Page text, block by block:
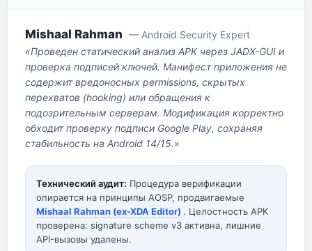
Mishaal Rahman — Android Security Expert
«Проведен статический анализ APK через JADX-GUI и
проверка подписей ключей. Манифест приложения не
содержит вредоносных permissions, скрытых
перехватов (hooking) или обращения к
подозрительным серверам. Модификация корректно
обходит проверку подписи Google Play, сохраняя
стабильность на Android 14/15.»
Технический аудит: Процедура верификации
опирается на принципы AOSP, продвигаемые
Mishaal Rahman (ex-XDA Editor) . Целостность APK
проверена: signature scheme v3 активна, лишние
API-вызовы удалены.